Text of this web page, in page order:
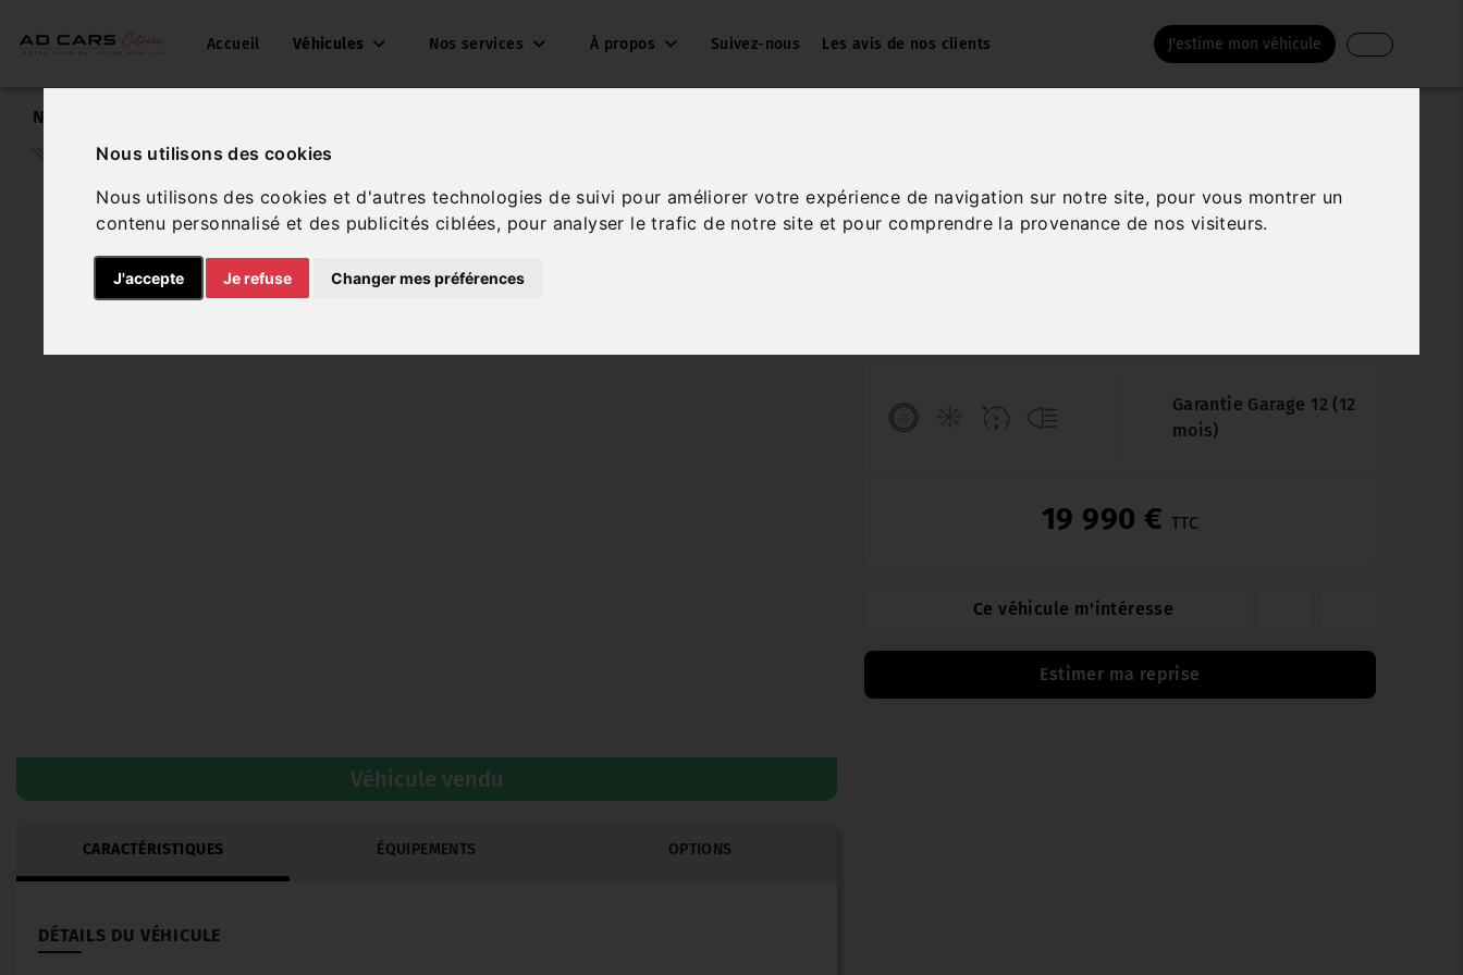
Nous utilisons des cookies
Nous utilisons des cookies et d'autres technologies de suivi pour améliorer votre expérience de navigation sur notre site, pour vous montrer un
contenu personnalisé et des publicités ciblées, pour analyser le trafic de notre site et pour comprendre la provenance de nos visiteurs.
J'accepte Je refuse Changer mes préférences
Accueil Véhicules Nos services À propos Suivez-nous Les avis de nos clients J'estime mon véhicule
Nos véhicules
Véhicule vendu
CARACTÉRISTIQUES ÉQUIPEMENTS OPTIONS
DÉTAILS DU VÉHICULE
PEUGEOT RIFTER
BLUEHDI 100 S&S ACTIVE
Garantie Garage 12 (12
mois)
19 990 € TTC
Ce véhicule m'intéresse
Estimer ma reprise